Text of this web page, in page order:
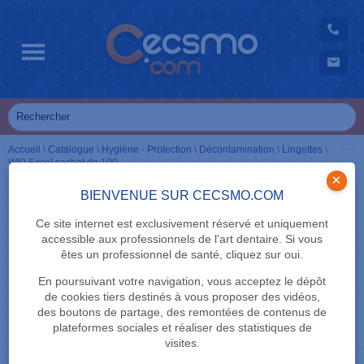
BIENVENUE SUR CECSMO.COM
Ce site internet est exclusivement réservé et uniquement
accessible aux professionnels de l'art dentaire. Si vous
êtes un professionnel de santé, cliquez sur oui.
En poursuivant votre navigation, vous acceptez le dépôt
de cookies tiers destinés à vous proposer des vidéos,
des boutons de partage, des remontées de contenus de
plateformes sociales et réaliser des statistiques de
visites.
×
Accueil \ Catalogue \ Hygiène - Protection \ Décontamination \ Lingettes \
WIP Excel sachet de 100